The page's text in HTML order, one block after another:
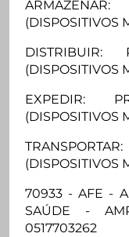
(DISPOSITIVOS
DISTRIBUIR:
(DISPOSITIVOS
EXPEDIR:
(DISPOSITIVOS
(DISPOSITIVOS
70933 - AFE -
SAÚDE -
0517703262